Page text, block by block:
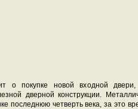
о покупке новой входной
дверной конструкции.
последнюю четверть века, за это